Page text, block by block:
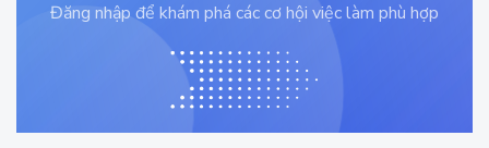
Đăng nhập để khám phá các cơ hội việc làm phù hợp